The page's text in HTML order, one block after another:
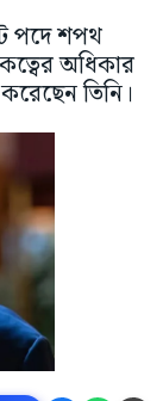
পদে শপথ
অধিকার
তিনি।